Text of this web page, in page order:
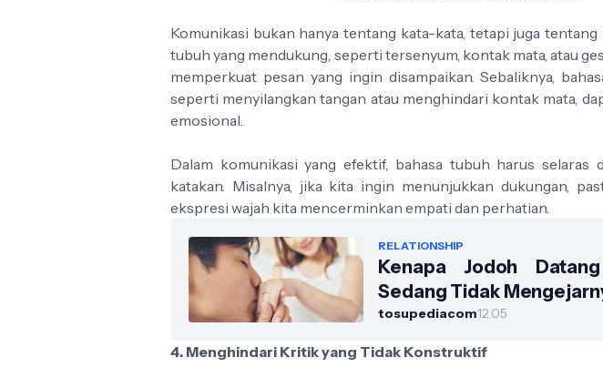
Komunikasi bukan hanya tentang kata-kata, tetapi juga tentang
tubuh yang mendukung, seperti tersenyum, kontak mata, atau
memperkuat pesan yang ingin disampaikan. Sebaliknya,
seperti menyilangkan tangan atau menghindari kontak mata,
emosional.
Dalam komunikasi yang efektif, bahasa tubuh harus selaras
katakan. Misalnya, jika kita ingin menunjukkan dukungan,
ekspresi wajah kita mencerminkan empati dan perhatian.
RELATIONSHIP
Kenapa Jodoh
Sedang Tidak
tosupediacom12.05
4. Menghindari Kritik yang Tidak Konstruktif